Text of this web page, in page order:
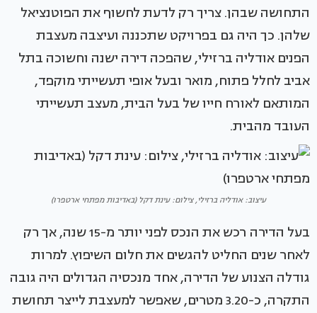
התחושה שבהן. צריך רק לדעת לחשוף את הפוטנציאל
שלהן. כך היה גם בפרויקט שתכננה ועיצבה מעצבת
הפנים אודליה ברזילי, שהפכה דירה ישנה וחשוכה בתל
אביב לחלל פתוח, מואר ובעל אופי תעשייתי מוקפד,
המותאם לאורח חייו של בעל הבית, מעצב תעשייתי
העובד מהבית.
עיצוב: אודליה ברזילי, צילום: עינת דקל (באדיבות מפתחי ארטפרו)
בעל הדירה רכש את הנכס לפני יותר מ-15 שנה, אך רק
לאחר שנים החליט להגשים את חלום השיפוץ. למרות
גודלה הצנוע של הדירה, אחד מנכסיה הגדולים היה גובה
התקרה, כ-3.20 מטרים, שאפשר למעצבת לייצר תחושת